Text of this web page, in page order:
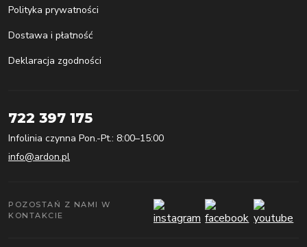
Polityka prywatności
Dostawa i płatność
Deklaracja zgodności
722 397 175
Infolinia czynna Pon.-Pt.: 8:00–15:00
info@ardon.pl
POZOSTAŃ Z NAMI W
KONTAKCIE